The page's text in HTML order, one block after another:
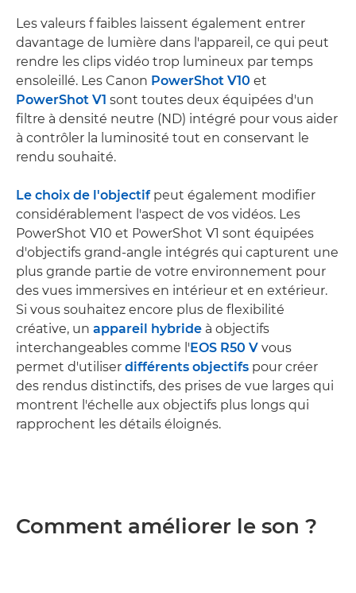
Les valeurs f faibles laissent également entrer
davantage de lumière dans l'appareil, ce qui peut
rendre les clips vidéo trop lumineux par temps
ensoleillé. Les Canon PowerShot V10 et
PowerShot V1 sont toutes deux équipées d'un
filtre à densité neutre (ND) intégré pour vous aider
à contrôler la luminosité tout en conservant le
rendu souhaité.
Le choix de l'objectifpeut également modifier
considérablement l'aspect de vos vidéos. Les
PowerShot V10 et PowerShot V1 sont équipées
d'objectifs grand-angle intégrés qui capturent une
plus grande partie de votre environnement pour
des vues immersives en intérieur et en extérieur.
Si vous souhaitez encore plus de flexibilité
créative, un appareil hybride à objectifs
interchangeables comme l' EOS R50 V vous
permet d'utiliser différents objectifs pour créer
des rendus distinctifs, des prises de vue larges qui
montrent l'échelle aux objectifs plus longs qui
rapprochent les détails éloignés.
Comment améliorer le son ?